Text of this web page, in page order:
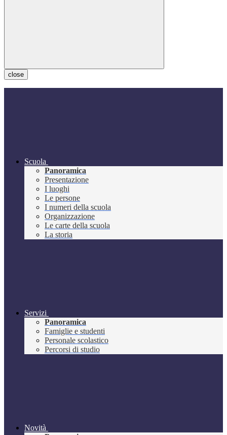
close
Scuola
Panoramica
Presentazione
I luoghi
Le persone
I numeri della scuola
Organizzazione
Le carte della scuola
La storia
Servizi
Panoramica
Famiglie e studenti
Personale scolastico
Percorsi di studio
Novità